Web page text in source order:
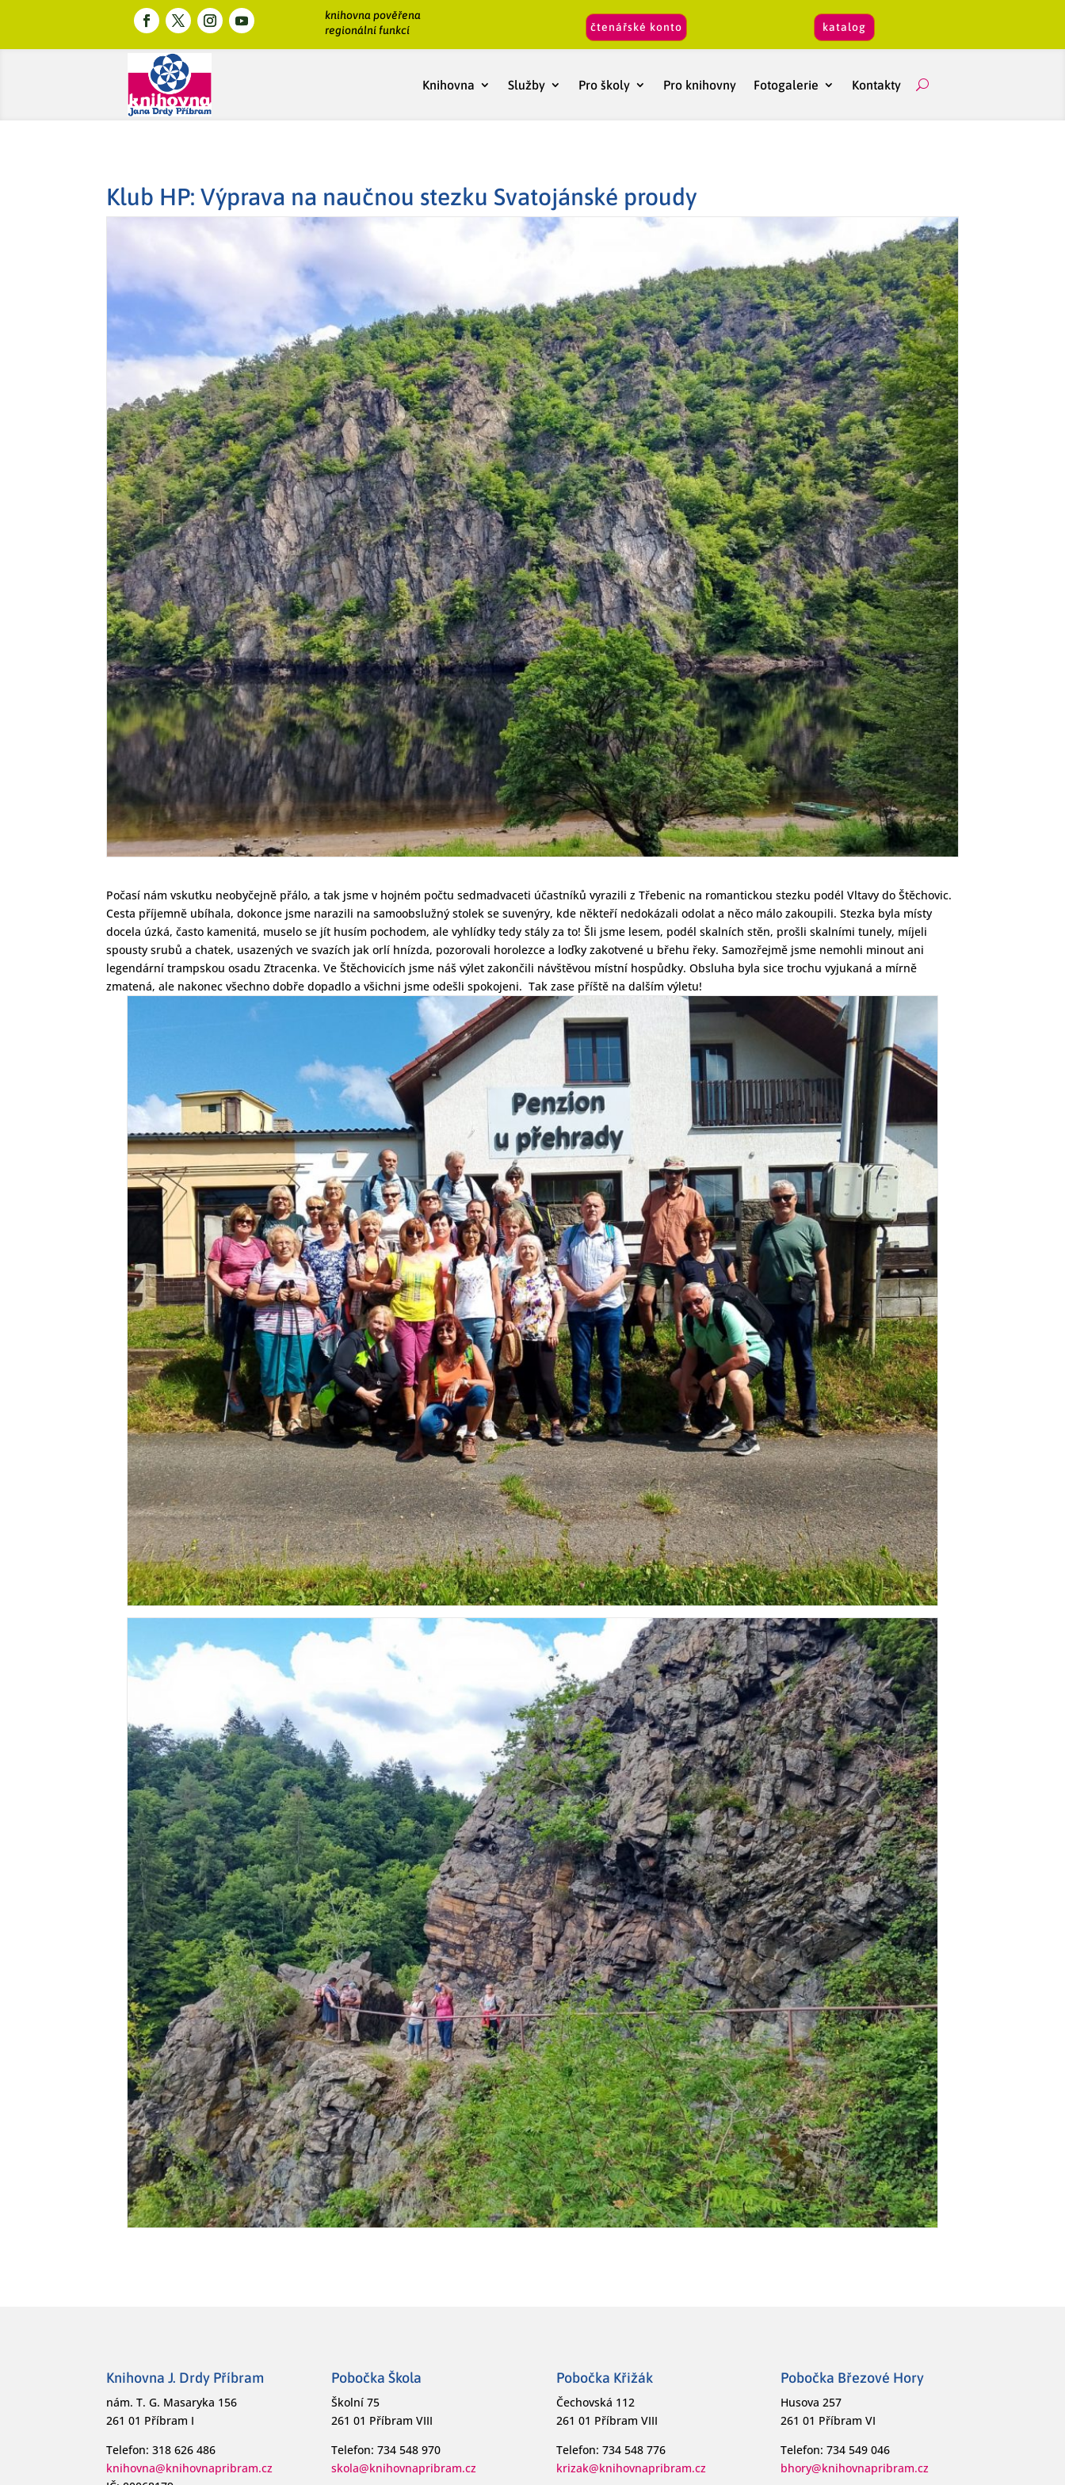
knihovna pověřena
regionální funkcí
čtenářské konto katalog
Knihovna Služby Pro školy Pro knihovny Fotogalerie Kontakty
Klub HP: Výprava na naučnou stezku Svatojánské proudy
Počasí nám vskutku neobyčejně přálo, a tak jsme v hojném počtu sedmadvaceti účastníků vyrazili z Třebenic na romantickou stezku podél Vltavy do Štěchovic.
Cesta příjemně ubíhala, dokonce jsme narazili na samoobslužný stolek se suvenýry, kde někteří nedokázali odolat a něco málo zakoupili. Stezka byla místy
docela úzká, často kamenitá, muselo se jít husím pochodem, ale vyhlídky tedy stály za to! Šli jsme lesem, podél skalních stěn, prošli skalními tunely, míjeli
spousty srubů a chatek, usazených ve svazích jak orlí hnízda, pozorovali horolezce a loďky zakotvené u břehu řeky. Samozřejmě jsme nemohli minout ani
legendární trampskou osadu Ztracenka. Ve Štěchovicích jsme náš výlet zakončili návštěvou místní hospůdky. Obsluha byla sice trochu vyjukaná a mírně
zmatená, ale nakonec všechno dobře dopadlo a všichni jsme odešli spokojeni. Tak zase příště na dalším výletu!
Knihovna J. Drdy Příbram
nám. T. G. Masaryka 156
261 01 Příbram I
Telefon: 318 626 486
knihovna@knihovnapribram.cz
Pobočka Škola
Školní 75
261 01 Příbram VIII
Telefon: 734 548 970
skola@knihovnapribram.cz
Pobočka Křižák
Čechovská 112
261 01 Příbram VIII
Telefon: 734 548 776
krizak@knihovnapribram.cz
Pobočka Březové Hory
Husova 257
261 01 Příbram VI
Telefon: 734 549 046
bhory@knihovnapribram.cz